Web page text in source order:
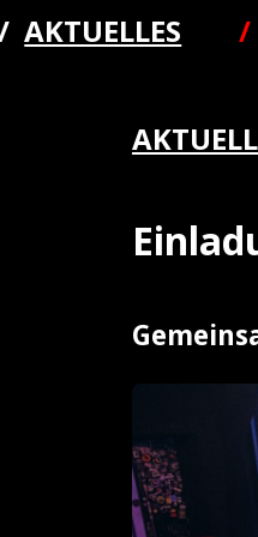
AKTUELLES